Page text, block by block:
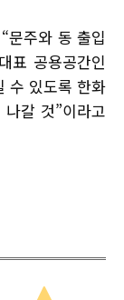
문주와 동 출입
표 공용공간인
수 있도록 한화
갈 것”이라고